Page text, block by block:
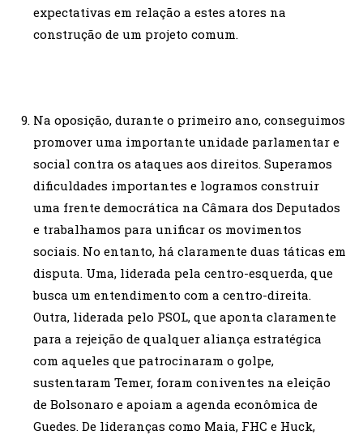
expectativas em relação a estes atores na
construção de um projeto comum.
Na oposição, durante o primeiro ano, conseguimos
promover uma importante unidade parlamentar e
social contra os ataques aos direitos. Superamos
dificuldades importantes e logramos construir
uma frente democrática na Câmara dos Deputados
e trabalhamos para unificar os movimentos
sociais. No entanto, há claramente duas táticas em
disputa. Uma, liderada pela centro-esquerda, que
busca um entendimento com a centro-direita.
Outra, liderada pelo PSOL, que aponta claramente
para a rejeição de qualquer aliança estratégica
com aqueles que patrocinaram o golpe,
sustentaram Temer, foram coniventes na eleição
de Bolsonaro e apoiam a agenda econômica de
Guedes. De lideranças como Maia, FHC e Huck,